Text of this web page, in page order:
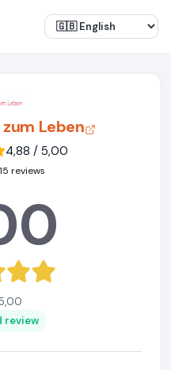
zum Leben
4,88 / 5,00
reviews
review